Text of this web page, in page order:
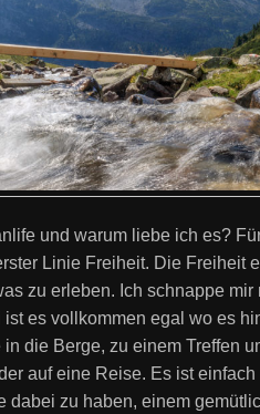
und warum liebe ich es?
Linie Freiheit. Die Freiheit
zu erleben. Ich schnappe mir
es vollkommen egal wo es
die Berge, zu einem Treffen
auf eine Reise. Es ist
dabei zu haben, einem